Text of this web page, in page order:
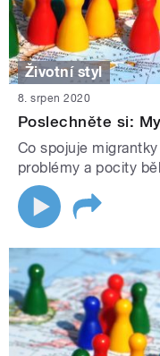
Životní styl
8. srpen 2020
Poslechněte si:
Co spojuje
problémy a pocity